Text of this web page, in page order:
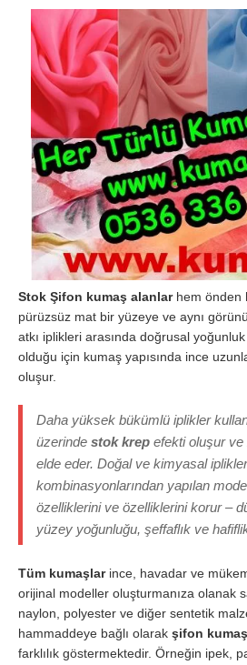
Stok Şifon kumaş alanlarhem önden
pürüzsüz mat bir yüzeye ve aynı
atkı iplikleri arasında doğrusal
olduğu için kumaş yapısında ince
oluşur.
Daha yüksek bükümlü iplikler
üzerinde stok krep efekti oluşur
elde eder. Doğal ve kimyasal
kombinasyonlarından yapılan
özelliklerini ve özelliklerini korur –
yüzey yoğunluğu, şeffaflık ve
Tüm kumaşlarince, havadar ve
orijinal modeller oluşturmanıza olanak
naylon, polyester ve diğer sentetik
hammaddeye bağlı olarak şifon
farklılık göstermektedir. Örneğin ipek,